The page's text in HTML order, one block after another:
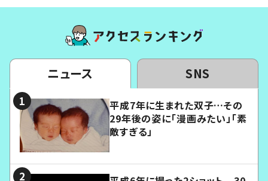
ニュース SNS
平成7年に生まれた双子…その
29年後の姿に「漫画みたい」「素
敵すぎる」